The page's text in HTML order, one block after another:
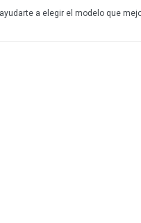
a elegir el modelo que